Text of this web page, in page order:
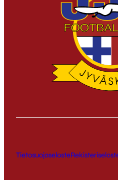
Tietosuojaseloste